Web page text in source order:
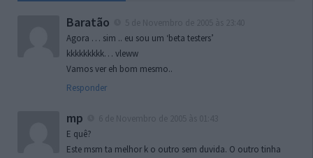
Baratão
Agora … sim .. eu sou um ‘beta testers’
kkkkkkkkk… vleww
Vamos ver eh bom mesmo..
Responder
mp
E quê?
Este msm ta melhor k o outro sem duvida. O outro tinha